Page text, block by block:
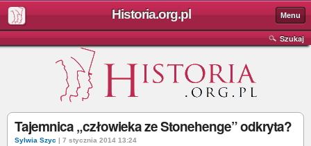
Historia.org.pl Menu
Szukaj
Tajemnica „człowieka ze Stonehenge” odkryta?
Sylwia Szyc | 7 stycznia 2014 13:24